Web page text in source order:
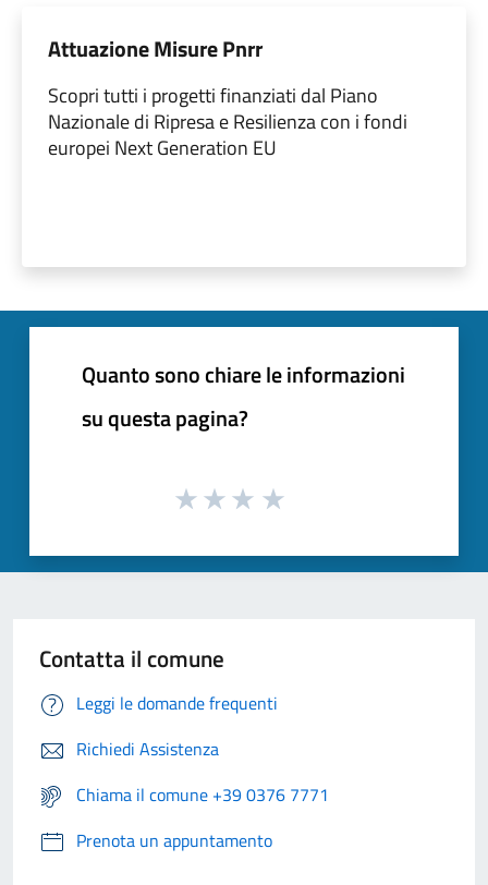
Attuazione Misure Pnrr
Scopri tutti i progetti finanziati dal Piano
Nazionale di Ripresa e Resilienza con i fondi
europei Next Generation EU
Quanto sono chiare le informazioni
su questa pagina?
Contatta il comune
Leggi le domande frequenti
Richiedi Assistenza
Chiama il comune +39 0376 7771
Prenota un appuntamento